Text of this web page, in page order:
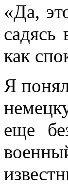
«Да,
как
Я
еще